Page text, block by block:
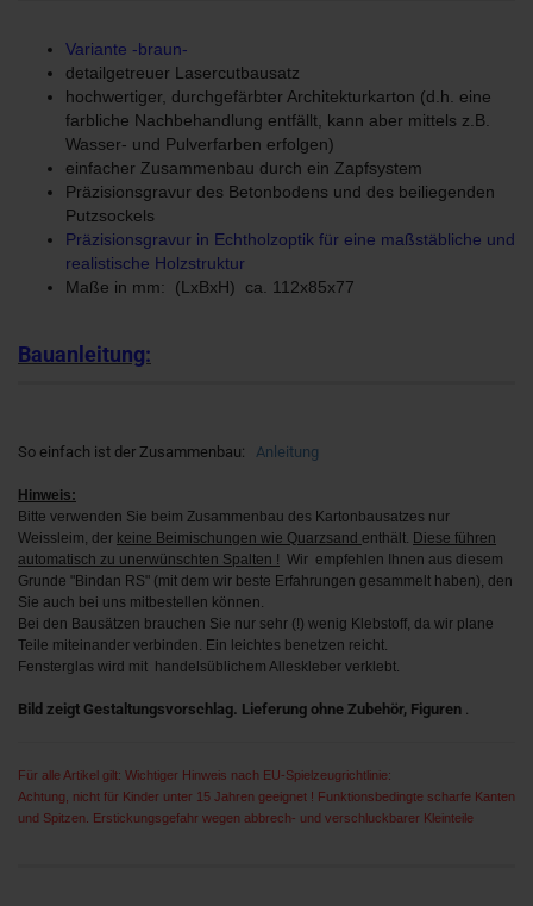
Variante -braun-
detailgetreuer Lasercutbausatz
hochwertiger, durchgefärbter Architekturkarton (d.h. eine
farbliche Nachbehandlung entfällt, kann aber mittels z.B.
Wasser- und Pulverfarben erfolgen)
einfacher Zusammenbau durch ein Zapfsystem
Präzisionsgravur des Betonbodens und des beiliegenden
Putzsockels
Präzisionsgravur in Echtholzoptik für eine maßstäbliche und
realistische Holzstruktur
Maße in mm: (LxBxH) ca. 112x85x77
Bauanleitung:
So einfach ist der Zusammenbau: Anleitung
Hinweis:
Bitte verwenden Sie beim Zusammenbau des Kartonbausatzes nur
Weissleim, der keine Beimischungen wie Quarzsand enthält. Diese führen
automatisch zu unerwünschten Spalten ! Wir empfehlen Ihnen aus diesem
Grunde "Bindan RS" (mit dem wir beste Erfahrungen gesammelt haben), den
Sie auch bei uns mitbestellen können.
Bei den Bausätzen brauchen Sie nur sehr (!) wenig Klebstoff, da wir plane
Teile miteinander verbinden. Ein leichtes benetzen reicht.
Fensterglas wird mit handelsüblichem Alleskleber verklebt.
Bild zeigt Gestaltungsvorschlag. Lieferung ohne Zubehör, Figuren .
Für alle Artikel gilt: Wichtiger Hinweis nach EU-Spielzeugrichtlinie:
Achtung, nicht für Kinder unter 15 Jahren geeignet ! Funktionsbedingte scharfe Kanten
und Spitzen. Erstickungsgefahr wegen abbrech- und verschluckbarer Kleinteile